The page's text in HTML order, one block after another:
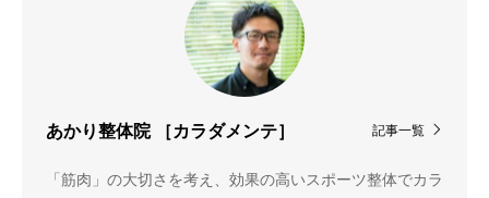
記事一覧
あかり整体院 ［カラダメンテ］
「筋肉」の大切さを考え、効果の高いスポーツ整体でカラ